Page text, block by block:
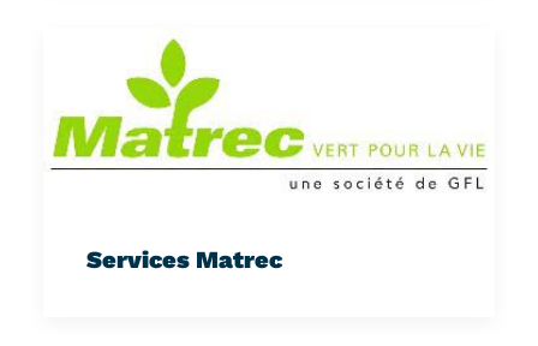
Services Matrec